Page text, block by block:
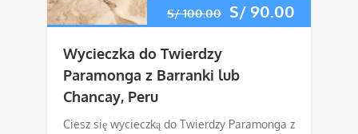
S/100.00 Pierwotna
wynosiła:
S/90.00
Wycieczka do Twierdzy
Paramonga z Barranki lub
Chancay, Peru
Ciesz się wycieczką do Twierdzy Paramonga z